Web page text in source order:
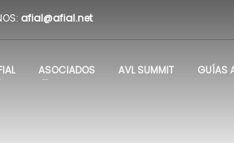
afial@afial.net
ASOCIADOS AVL SUMMIT GUÍAS